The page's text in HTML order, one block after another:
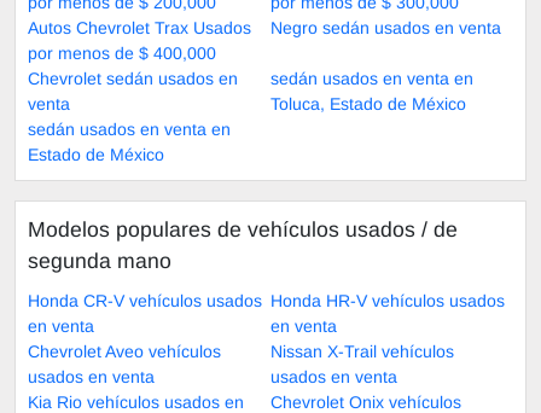
Autos Chevrolet Trax Usados
por menos de $ 400,000
Negro sedán usados en venta
Chevrolet sedán usados en
venta
sedán usados en venta en
Toluca, Estado de México
sedán usados en venta en
Estado de México
Modelos populares de vehículos usados ​​/ de
segunda mano
Honda CR-V vehículos usados
en venta
Honda HR-V vehículos usados
en venta
Chevrolet Aveo vehículos
usados en venta
Nissan X-Trail vehículos
usados en venta
Kia Rio vehículos usados en
Chevrolet Onix vehículos